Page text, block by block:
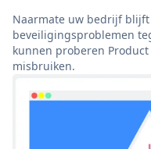
Naarmate uw bedrijf
beveiligingsproblemen
kunnen proberen
misbruiken.